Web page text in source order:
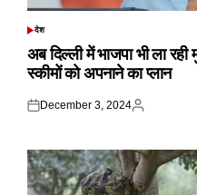
POSTED
देश
अब दिल्ली में भाजपा भी ला
स्कीमों को अपनाने का प्लान
Posted
December 3, 2024
Posted